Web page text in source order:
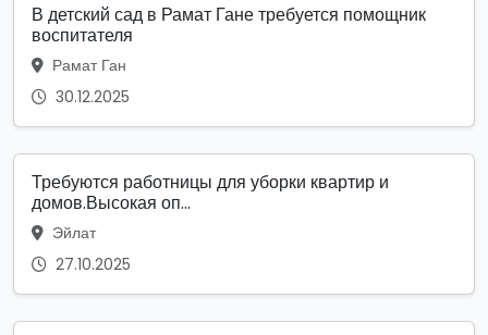
В детский сад в Рамат Гане требуется помощник
воспитателя
Рамат Ган
30.12.2025
Требуются работницы для уборки квартир и
домов.Высокая оп...
Эйлат
27.10.2025